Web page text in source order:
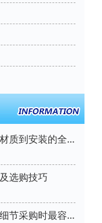
竹木纤维集成墙板选购逻辑：从材质到安装的全流程考量
选购技巧
竹木纤维墙板安装后开裂？这个细节采购时最容易忽略